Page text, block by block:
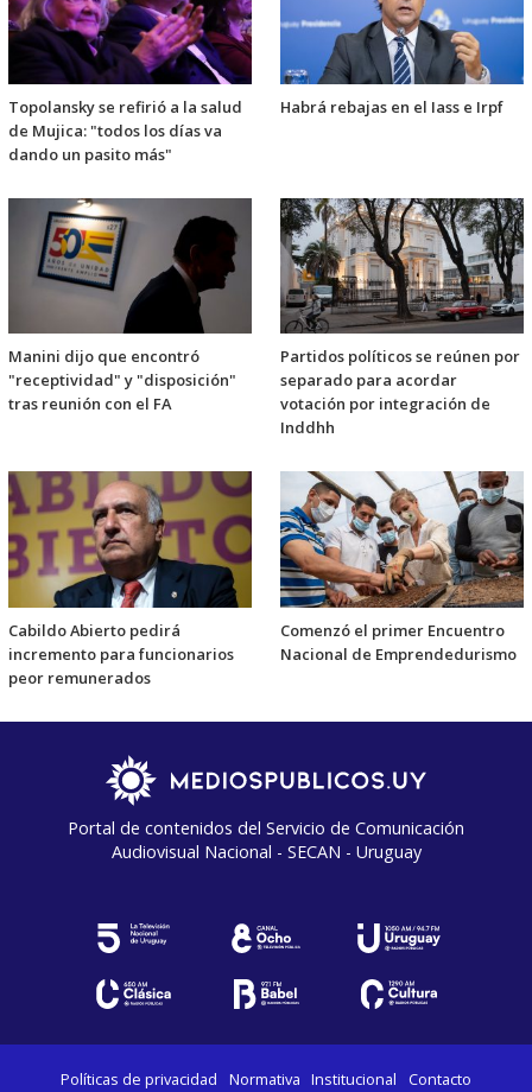
Topolansky se refirió a la salud
de Mujica: "todos los días va
dando un pasito más"
Habrá rebajas en el Iass e Irpf
Manini dijo que encontró
"receptividad" y "disposición"
tras reunión con el FA
Partidos políticos se reúnen por
separado para acordar
votación por integración de
Inddhh
Cabildo Abierto pedirá
incremento para funcionarios
peor remunerados
Comenzó el primer Encuentro
Nacional de Emprendedurismo
Portal de contenidos del Servicio de Comunicación
Audiovisual Nacional - SECAN - Uruguay
Políticas de privacidad Normativa Institucional Contacto